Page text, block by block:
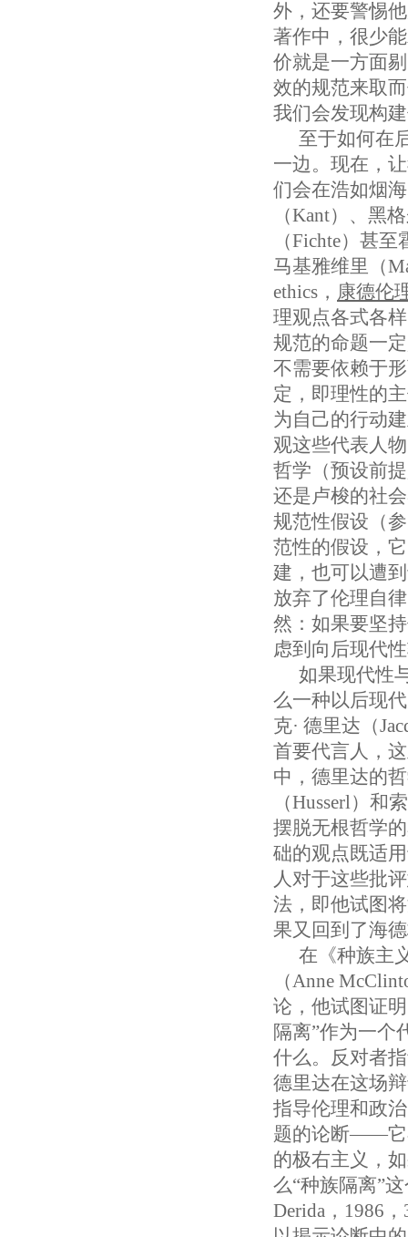
外，还要警惕
著作中，很少
价就是一方面
效的规范来取
我们会发现构
至于如何在
一边。现在，
们会在浩如烟
（Kant）、黑
（Fichte）甚
马基雅维里（
ethics， 康德伦
理观点各式各
规范的命题一
不需要依赖于
定，即理性的
为自己的行动
观这些代表人
哲学（预设前
还是卢梭的社
规范性假设（
范性的假设，
建，也可以遭
放弃了伦理自
然：如果要坚
虑到向后现代
如果现代性
么一种以后现
克· 德里达（
首要代言人，
中，德里达的
（Husserl）和
摆脱无根哲学
础的观点既适
人对于这些批
法，即他试图
果又回到了海
在《种族主
（Anne
论，他试图证
隔离”作为一个
什么。反对者
德里达在这场
指导伦理和政
题的论断——它
的极右主义，
么“种族隔离”
Derida，1986